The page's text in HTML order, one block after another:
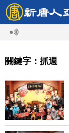
關鍵字：抓週